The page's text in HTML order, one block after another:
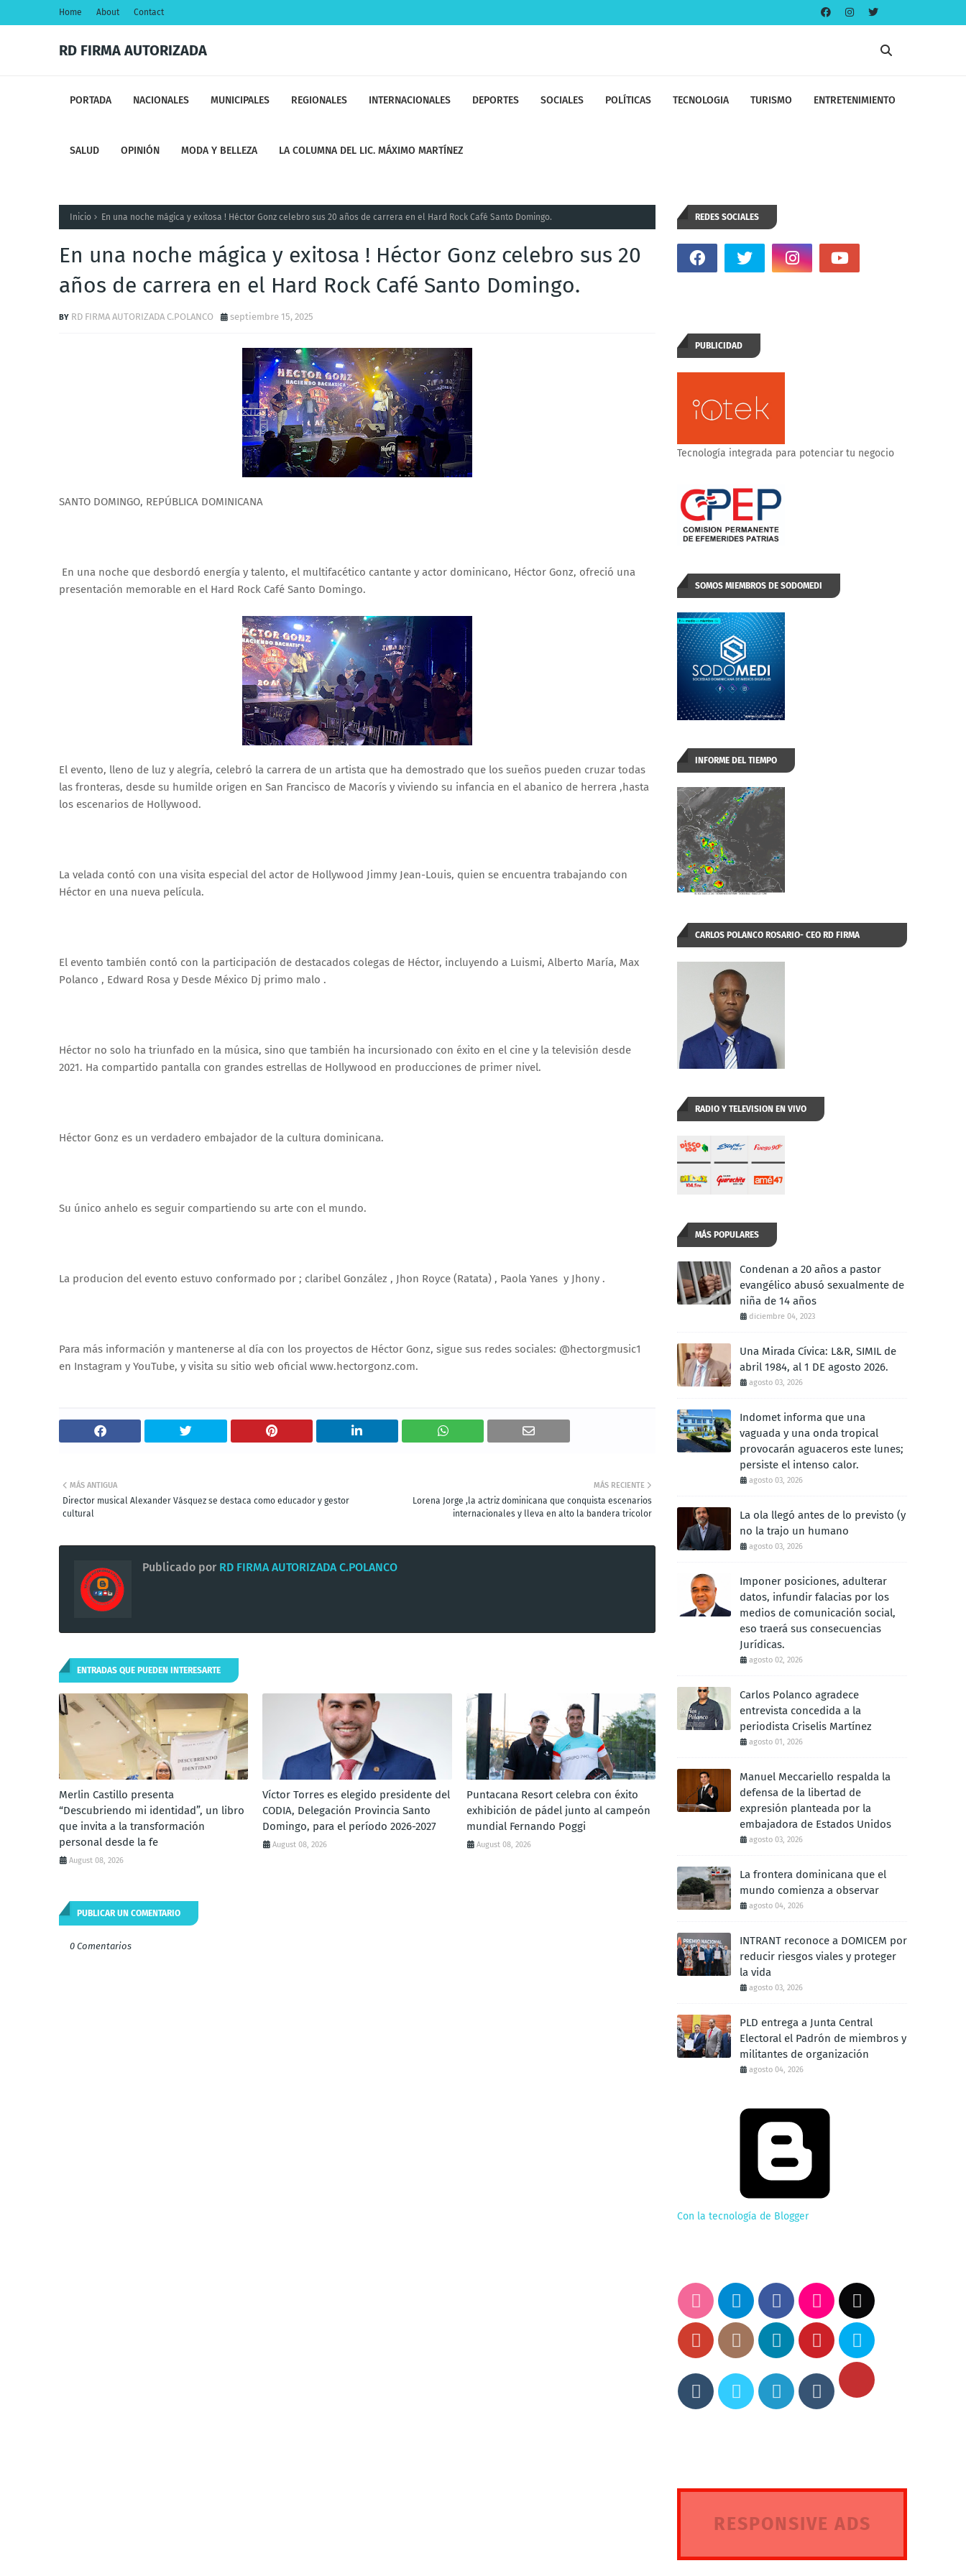
Home About Contact
RD FIRMA AUTORIZADA
PORTADA NACIONALES MUNICIPALES REGIONALES INTERNACIONALES DEPORTES SOCIALES POLÍTICAS TECNOLOGIA TURISMO ENTRETENIMIENTO
SALUD OPINIÓN MODA Y BELLEZA LA COLUMNA DEL LIC. MÁXIMO MARTÍNEZ
Inicio En una noche mágica y exitosa ! Héctor Gonz celebro sus 20 años de carrera en el Hard Rock Café Santo Domingo.
En una noche mágica y exitosa ! Héctor Gonz celebro sus 20
años de carrera en el Hard Rock Café Santo Domingo.
RD FIRMA AUTORIZADA C.POLANCO septiembre 15, 2025
SANTO DOMINGO, REPÚBLICA DOMINICANA
En una noche que desbordó energía y talento, el multifacético cantante y actor dominicano, Héctor Gonz, ofreció una
presentación memorable en el Hard Rock Café Santo Domingo.
El evento, lleno de luz y alegría, celebró la carrera de un artista que ha demostrado que los sueños pueden cruzar todas
las fronteras, desde su humilde origen en San Francisco de Macorís y viviendo su infancia en el abanico de herrera ,hasta
los escenarios de Hollywood.
La velada contó con una visita especial del actor de Hollywood Jimmy Jean-Louis, quien se encuentra trabajando con
Héctor en una nueva película.
El evento también contó con la participación de destacados colegas de Héctor, incluyendo a Luismi, Alberto María, Max
Polanco , Edward Rosa y Desde México Dj primo malo .
Héctor no solo ha triunfado en la música, sino que también ha incursionado con éxito en el cine y la televisión desde
2021. Ha compartido pantalla con grandes estrellas de Hollywood en producciones de primer nivel.
Héctor Gonz es un verdadero embajador de la cultura dominicana.
Su único anhelo es seguir compartiendo su arte con el mundo.
La producion del evento estuvo conformado por ; claribel González , Jhon Royce (Ratata) , Paola Yanes y Jhony .
Para más información y mantenerse al día con los proyectos de Héctor Gonz, sigue sus redes sociales: @hectorgmusic1
en Instagram y YouTube, y visita su sitio web oficial www.hectorgonz.com.
MÁS RECIENTE
Lorena Jorge ,la actriz dominicana que conquista escenarios
internacionales y lleva en alto la bandera tricolor
MÁS ANTIGUA
Director musical Alexander Vásquez se destaca como educador y gestor
cultural
Publicado por RD FIRMA AUTORIZADA C.POLANCO
ENTRADAS QUE PUEDEN INTERESARTE
Merlin Castillo presenta
“Descubriendo mi identidad”, un libro
que invita a la transformación
personal desde la fe
August 08, 2026
Víctor Torres es elegido presidente del
CODIA, Delegación Provincia Santo
Domingo, para el período 2026-2027
August 08, 2026
Puntacana Resort celebra con éxito
exhibición de pádel junto al campeón
mundial Fernando Poggi
August 08, 2026
PUBLICAR UN COMENTARIO
0 Comentarios
REDES SOCIALES
PUBLICIDAD
Tecnología integrada para potenciar tu negocio
SOMOS MIEMBROS DE SODOMEDI
INFORME DEL TIEMPO
CARLOS POLANCO ROSARIO- CEO RD FIRMA
AUTORIZADA
RADIO Y TELEVISION EN VIVO
MÁS POPULARES
Condenan a 20 años a pastor
evangélico abusó sexualmente de
niña de 14 años
diciembre 04, 2023
Una Mirada Cívica: L&R, SIMIL de
abril 1984, al 1 DE agosto 2026.
agosto 03, 2026
Indomet informa que una
vaguada y una onda tropical
provocarán aguaceros este lunes;
persiste el intenso calor.
agosto 03, 2026
La ola llegó antes de lo previsto (y
no la trajo un humano
agosto 03, 2026
Imponer posiciones, adulterar
datos, infundir falacias por los
medios de comunicación social,
eso traerá sus consecuencias
Jurídicas.
agosto 02, 2026
Carlos Polanco agradece
entrevista concedida a la
periodista Criselis Martínez
agosto 01, 2026
Manuel Meccariello respalda la
defensa de la libertad de
expresión planteada por la
embajadora de Estados Unidos
agosto 03, 2026
La frontera dominicana que el
mundo comienza a observar
agosto 04, 2026
INTRANT reconoce a DOMICEM por
reducir riesgos viales y proteger
la vida
agosto 03, 2026
PLD entrega a Junta Central
Electoral el Padrón de miembros y
militantes de organización
agosto 04, 2026
Con la tecnología de Blogger
RESPONSIVE ADS